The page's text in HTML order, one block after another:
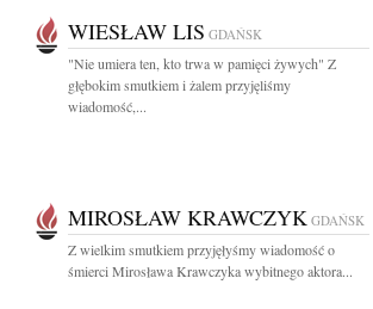
WIESŁAW LIS GDAŃSK
"Nie umiera ten, kto trwa w pamięci żywych" Z
głębokim smutkiem i żalem przyjęliśmy
wiadomość,...
MIROSŁAW KRAWCZYK GDAŃSK
Z wielkim smutkiem przyjęłyśmy wiadomość o
śmierci Mirosława Krawczyka wybitnego aktora...